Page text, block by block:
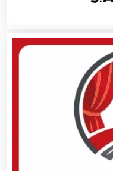
Artículos
Artículos
Artículos